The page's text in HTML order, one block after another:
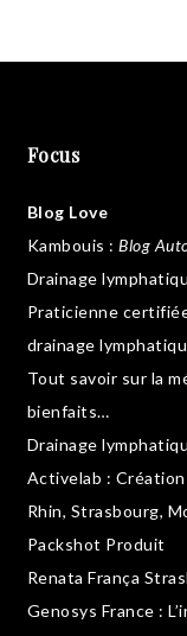
Focus
Blog Love
Kambouis :Blog
Drainage
Praticienne
drainage
Tout savoir sur la
bienfaits…
Drainage
Activelab :
Rhin, Strasbourg,
Packshot Produit
Renata França
Genosys France :